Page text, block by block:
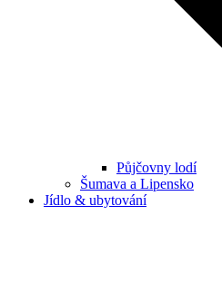
Půjčovny lodí
Šumava a Lipensko
Jídlo & ubytování